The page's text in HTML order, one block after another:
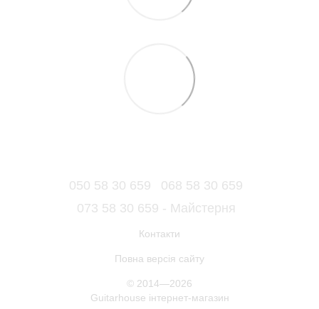
050 58 30 659
068 58 30 659
073 58 30 659 - Майстерня
Контакти
Повна версія сайту
© 2014—2026
Guitarhouse інтернет-магазин